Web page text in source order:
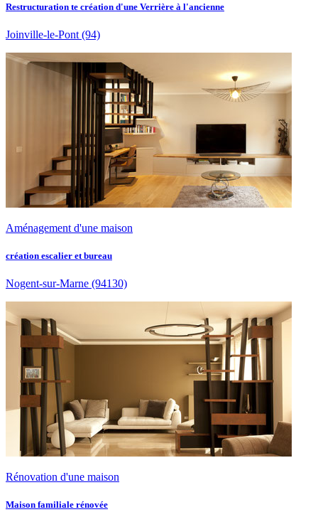
Restructuration te création d'une Verrière à l'ancienne
Joinville-le-Pont (94)
Aménagement d'une maison
création escalier et bureau
Nogent-sur-Marne (94130)
Rénovation d'une maison
Maison familiale rénovée